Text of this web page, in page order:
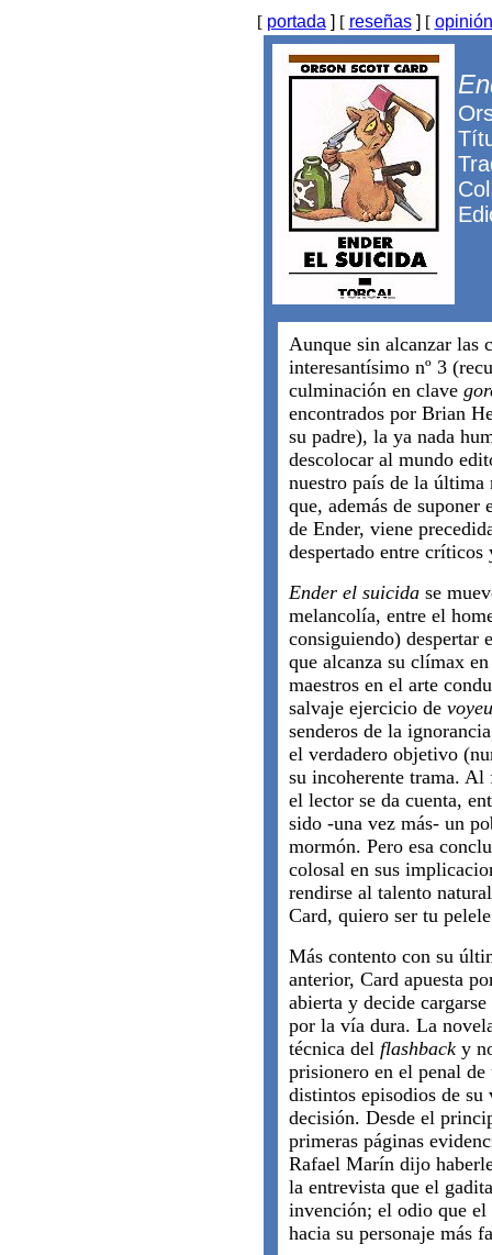
[ portada ] [ reseñas] [ opinión
Aunque sin alcanzar las
interesantísimo nº 3
culminación en clave
encontrados por Brian
su padre), la ya nada
descolocar al mundo
nuestro país de la última
que, además de
de Ender, viene
despertado entre críticos
Ender el suicida se
melancolía, entre el
consiguiendo) despertar
que alcanza su clímax
maestros en el arte
salvaje ejercicio de
senderos de la
el verdadero objetivo
su incoherente trama.
el lector se da cuenta,
sido -una vez más- un
mormón. Pero esa
colosal en sus
rendirse al talento
Card, quiero ser tu
Más contento con su
anterior, Card apuesta
abierta y decide
por la vía dura. La
técnica del flashback y
prisionero en el penal
distintos episodios de su
decisión. Desde el
primeras páginas
Rafael Marín dijo
la entrevista que el
invención; el odio que
hacia su personaje más